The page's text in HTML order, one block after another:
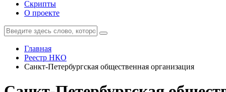
Скрипты
О проекте
Главная
Реестр НКО
Санкт-Петербургская общественная организация